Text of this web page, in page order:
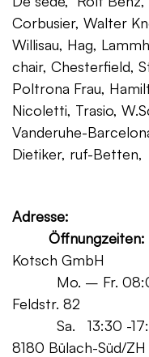
Corbusier, Walter
Willisau, Hag,
chair, Chesterfield,
Poltrona Frau,
Nicoletti, Trasio,
Vanderuhe-
Dietiker, ruf-Betten,
Adresse:
Öffnungzeiten:
Mo. – Fr. 08:00
Sa. 13:30 -
8180